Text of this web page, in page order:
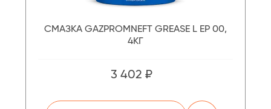
СМАЗКА GAZPROMNEFT GREASE L EP 00,
4КГ
3 402 ₽